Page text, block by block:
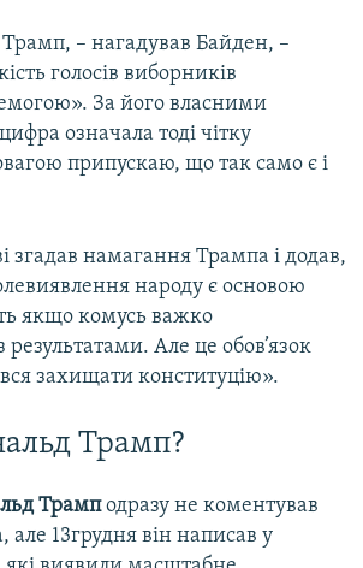
Трамп, – нагадував Байден, –
голосів виборників
За його власними
означала тоді чітку
припускаю, що так само є і
згадав намагання Трампа і додав,
народу є основою
якщо комусь важко
результатами. Але це обов’язок
захищати конституцію».
Трамп?
Трамподразу не коментував
але 13грудня він написав у